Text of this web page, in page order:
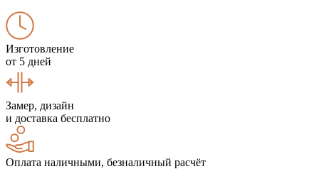
Изготовление
от 5 дней
Замер, дизайн
и доставка бесплатно
Оплата наличными, безналичный расчёт